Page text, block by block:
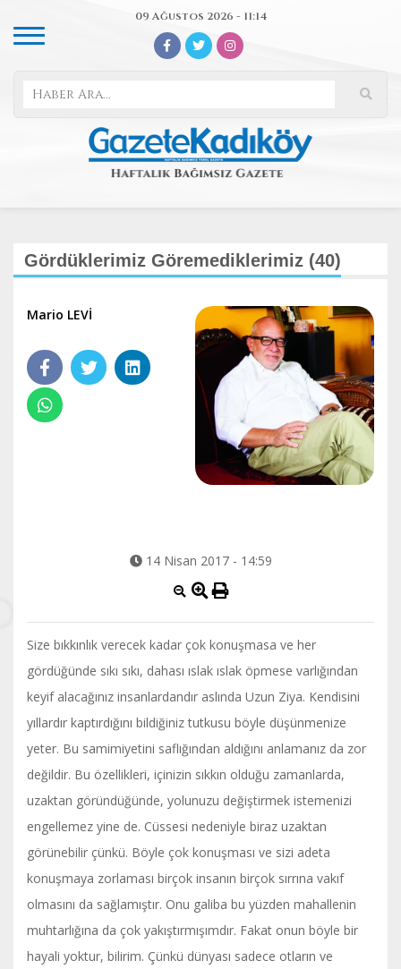
09 Ağustos 2026 - 11:14
Gördüklerimiz Göremediklerimiz (40)
Mario LEVİ
14 Nisan 2017 - 14:59
Size bıkkınlık verecek kadar çok konuşmasa ve her
gördüğünde sıkı sıkı, dahası ıslak ıslak öpmese varlığından
keyif alacağınız insanlardandır aslında Uzun Ziya. Kendisini
yıllardır kaptırdığını bildiğiniz tutkusu böyle düşünmenize
yeter. Bu samimiyetini saflığından aldığını anlamanız da zor
değildir. Bu özellikleri, içinizin sıkkın olduğu zamanlarda,
uzaktan göründüğünde, yolunuzu değiştirmek istemenizi
engellemez yine de. Cüssesi nedeniyle biraz uzaktan
görünebilir çünkü. Böyle çok konuşması ve sizi adeta
konuşmaya zorlaması birçok insanın birçok sırrına vakıf
olmasını da sağlamıştır. Onu galiba bu yüzden mahallenin
muhtarlığına da çok yakıştırmışımdır. Fakat onun böyle bir
hayali yoktur, bilirim. Çünkü dünyası sadece otların ve